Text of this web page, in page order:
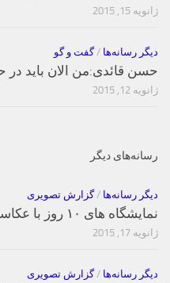
ژانویه 15, 2015
دیگر رسانه‌ها /گفت و گو
حسن قائدی:من الان باید
ژانویه 12, 2015
رسانه‌های دیگر
دیگر رسانه‌ها /گزارش تصویری
نمایشگاه های ۱۰ روز با عکاسان
ژانویه 17, 2015
دیگر رسانه‌ها /گزارش تصویری